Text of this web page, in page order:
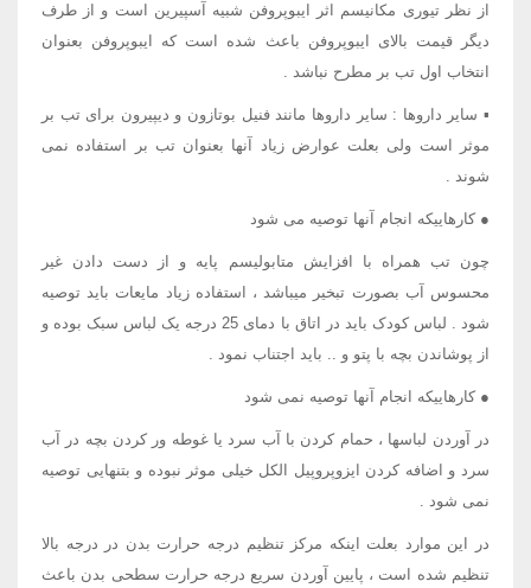
از نظر تیوری مکانیسم اثر ایبوپروفن شبیه آسپیرین است و از طرف
دیگر قیمت بالای ایبوپروفن باعث شده است که ایبوپروفن بعنوان
انتخاب اول تب بر مطرح نباشد .
▪ سایر داروها : سایر داروها مانند فنیل بوتازون و دیپیرون برای تب بر
موثر است ولی بعلت عوارض زیاد آنها بعنوان تب بر استفاده نمی
شوند .
● کارهاییکه انجام آنها توصیه می شود
چون تب همراه با افزایش متابولیسم پایه و از دست دادن غیر
محسوس آب بصورت تبخیر میباشد ، استفاده زیاد مایعات باید توصیه
شود . لباس کودک باید در اتاق با دمای 25 درجه یک لباس سبک بوده و
از پوشاندن بچه با پتو و .. باید اجتناب نمود .
● کارهاییکه انجام آنها توصیه نمی شود
در آوردن لباسها ، حمام کردن با آب سرد یا غوطه ور کردن بچه در آب
سرد و اضافه کردن ایزوپروپیل الکل خیلی موثر نبوده و بتنهایی توصیه
نمی شود .
در این موارد بعلت اینکه مرکز تنظیم درجه حرارت بدن در درجه بالا
تنظیم شده است ، پایین آوردن سریع درجه حرارت سطحی بدن باعث